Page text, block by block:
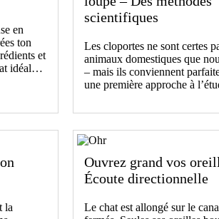
en
ton
et
idéal…
scientifiques
Les cloportes ne sont certes
animaux domestiques que
– mais ils conviennent
une première approche à
la
Ouvrez grand vos
Écoute directionnelle
Le chat est allongé sur le